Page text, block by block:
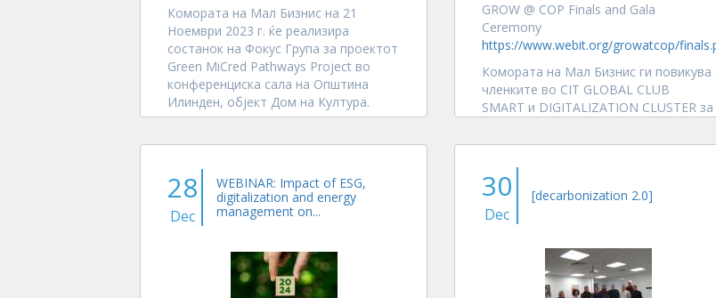
Комората на Мал Бизнис на 21
Ноември 2023 г. ќе реализира
состанок на Фокус Група за проектот
Green MiCred Pathways Project во
конференциска сала на Општина
Илинден, објект Дом на Култура.
организации, институции, општини,
GROW @ COP Finals and Gala
Ceremony
https://www.webit.org/growatcop/
Комората на Мал Бизнис ги повикува
членките во CIT GLOBAL CLUB
SMART и DIGITALIZATION CLUSTER за
28
Dec
WEBINAR: Impact of ESG,
digitalization and energy
management on...
30
Dec
[decarbonization 2.0]